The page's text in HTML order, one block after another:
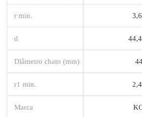
r min.
d
Diâmetro chato (mm)
r1 min.
Marca